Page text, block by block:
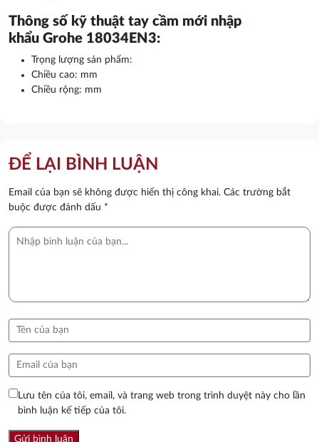
Thông số kỹ thuật tay cầm mới nhập
khẩu Grohe 18034EN3:
Trọng lượng sản phẩm:
Chiều cao: mm
Chiều rộng: mm
ĐỂ LẠI BÌNH LUẬN
Email của bạn sẽ không được hiển thị công khai. Các trường bắt
buộc được đánh dấu *
Lưu tên của tôi, email, và trang web trong trình duyệt này cho lần
bình luận kế tiếp của tôi.